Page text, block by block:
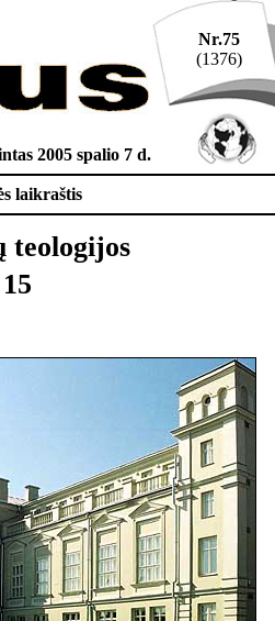
2005 spalio 7 d.
Nr.75
(1376)
laikraštis